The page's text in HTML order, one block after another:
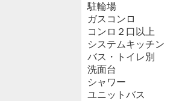
駐輪場
ガスコンロ
コンロ２口以上
システムキッチン
バス・トイレ別
洗面台
シャワー
ユニットバス